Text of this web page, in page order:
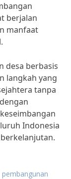
berjalan
manfaat
desa berbasis
langkah yang
tanpa
Indonesia
pembangunan